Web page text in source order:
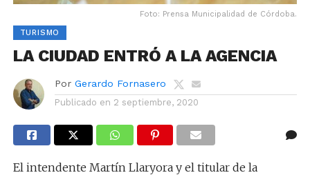
Foto: Prensa Municipalidad de Córdoba.
TURISMO
LA CIUDAD ENTRÓ A LA AGENCIA
Por Gerardo Fornasero
Publicado en 2 septiembre, 2020
El intendente Martín Llaryora y el titular de la